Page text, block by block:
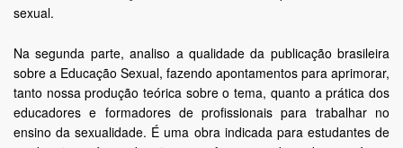
sexual.
Na segunda parte, analiso a qualidade da publicação brasileira
sobre a Educação Sexual, fazendo apontamentos para aprimorar,
tanto nossa produção teórica sobre o tema, quanto a prática dos
educadores e formadores de profissionais para trabalhar no
ensino da sexualidade. É uma obra indicada para estudantes de